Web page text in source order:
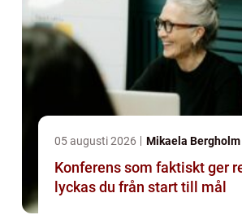
05 augusti 2026 Mikaela Bergholm
Konferens som faktiskt ger
lyckas du från start till mål